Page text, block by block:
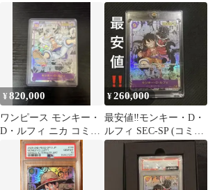
ルフィ コミパラ 受け継
がれる意思
¥820,000
ワンピース モンキー・
D・ルフィ ニカ コミパ
¥260,000
最安値‼️モンキー・D・
ルフィ SEC-SP (コミパ
ラ)[OP09-119